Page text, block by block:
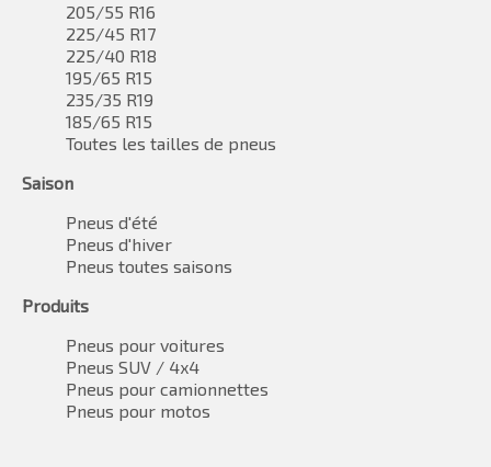
205/55 R16
225/45 R17
225/40 R18
195/65 R15
235/35 R19
185/65 R15
Toutes les tailles de pneus
Saison
Pneus d'été
Pneus d'hiver
Pneus toutes saisons
Produits
Pneus pour voitures
Pneus SUV / 4x4
Pneus pour camionnettes
Pneus pour motos